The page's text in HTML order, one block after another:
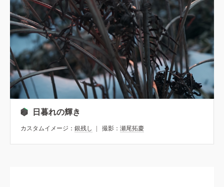
日暮れの輝き
カスタムイメージ： 銀残し 撮影： 瀬尾拓慶